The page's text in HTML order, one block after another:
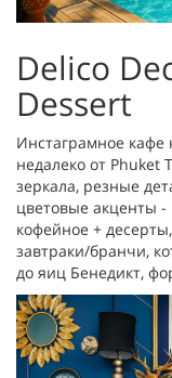
Delico
Dessert
Инстаграмное кафе
недалеко от Phuket
зеркала, резные
цветовые акценты
кофейное +
завтраки/бранчи,
до яиц Бенедикт,